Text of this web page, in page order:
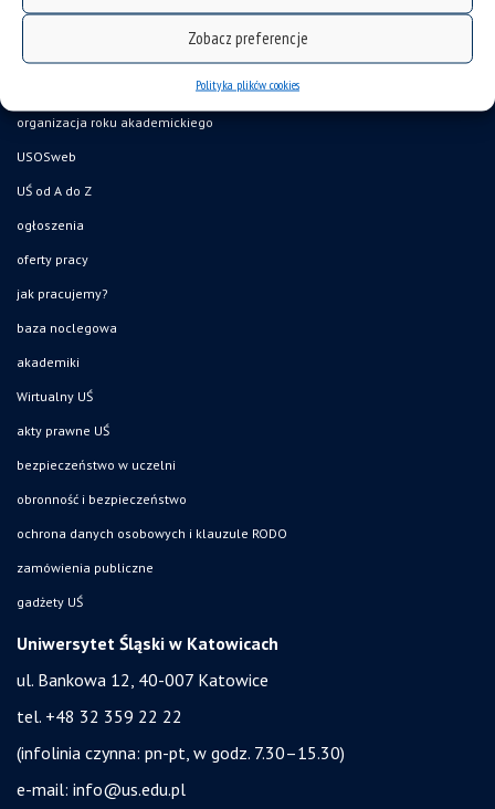
Zobacz preferencje
Polityka plików cookies
deklaracja dostępności
organizacja roku akademickiego
USOSweb
UŚ od A do Z
ogłoszenia
oferty pracy
jak pracujemy?
baza noclegowa
akademiki
Wirtualny UŚ
akty prawne UŚ
bezpieczeństwo w uczelni
obronność i bezpieczeństwo
ochrona danych osobowych i klauzule RODO
zamówienia publiczne
gadżety UŚ
Uniwersytet Śląski w Katowicach
ul. Bankowa 12, 40-007 Katowice
tel. +48 32 359 22 22
(infolinia czynna: pn-pt, w godz. 7.30–15.30)
e-mail: info@us.edu.pl